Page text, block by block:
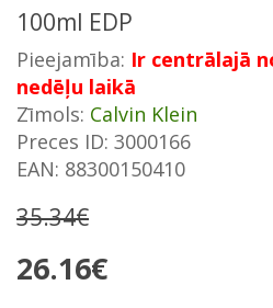
100ml EDP
Pieejamība: Ir centrālajā
nedēļu laikā
Zīmols: Calvin Klein
Preces ID: 3000166
EAN: 88300150410
35.34€
26.16€